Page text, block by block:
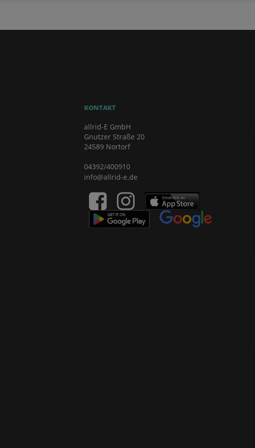
KONTAKT
allrid-E GmbH
Gnutzer Straße 20
24589 Nortorf
04392/400910
info@allrid-e.de